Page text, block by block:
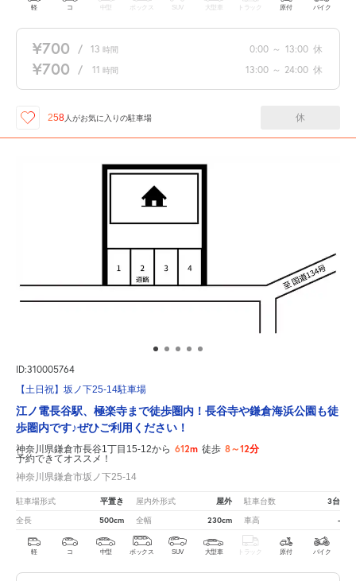
軽 コ 中型 ボックス SUV 大型車 トラック 原付 バイク
¥700 / 13 時間 0:00 ～ 13:00 休
¥700 / 11 時間 13:00 ～ 24:00 休
258 人がお気に入りの駐車場 休
ID:310005764
【土日祝】坂ノ下25-14駐車場
江ノ電長谷駅、極楽寺まで徒歩圏内！長谷寺や鎌倉海浜公園も徒
歩圏内です♪ぜひご利用ください！
神奈川県鎌倉市長谷1丁目15-12から 612m 徒歩 8～12分
予約できてオススメ！
神奈川県鎌倉市坂ノ下25-14
駐車場形式 平置き 屋内外形式 屋外 駐車台数 3台
全長 500cm 全幅 230cm 車高 -
軽 コ 中型 ボックス SUV 大型車 トラック 原付 バイク